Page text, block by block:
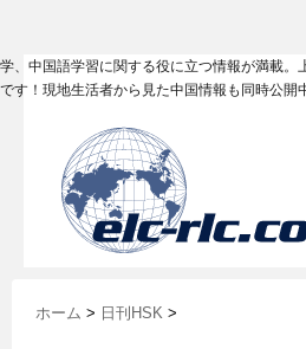
、中国語学習に関する役に立つ情報が満載。
す！現地生活者から見た中国情報も同時公開
ホーム > 日刊HSK >